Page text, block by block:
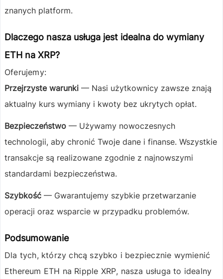
znanych platform.
Dlaczego nasza usługa jest idealna do wymiany
ETH na XRP?
Oferujemy:
Przejrzyste warunki — Nasi użytkownicy zawsze znają
aktualny kurs wymiany i kwoty bez ukrytych opłat.
Bezpieczeństwo — Używamy nowoczesnych
technologii, aby chronić Twoje dane i finanse. Wszystkie
transakcje są realizowane zgodnie z najnowszymi
standardami bezpieczeństwa.
Szybkość — Gwarantujemy szybkie przetwarzanie
operacji oraz wsparcie w przypadku problemów.
Podsumowanie
Dla tych, którzy chcą szybko i bezpiecznie wymienić
Ethereum ETH na Ripple XRP, nasza usługa to idealny